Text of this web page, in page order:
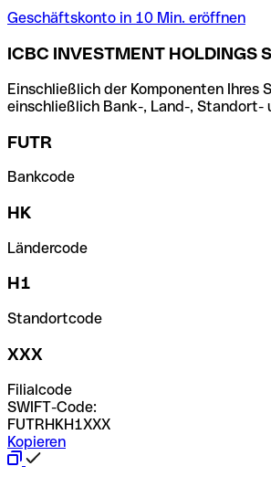
Geschäftskonto in 10 Min. eröffnen
ICBC INVESTMENT HOLDINGS
Einschließlich der Komponenten Ihres
einschließlich Bank-, Land-, Standort-
FUTR
Bankcode
HK
Ländercode
H1
Standortcode
XXX
Filialcode
SWIFT-Code:
FUTRHKH1XXX
Kopieren